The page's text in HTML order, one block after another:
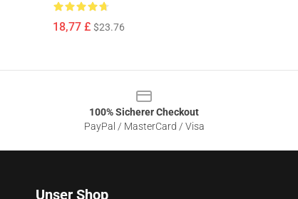
18,77 £ $23.76
100% Sicherer Checkout
PayPal / MasterCard / Visa
Unser Shop